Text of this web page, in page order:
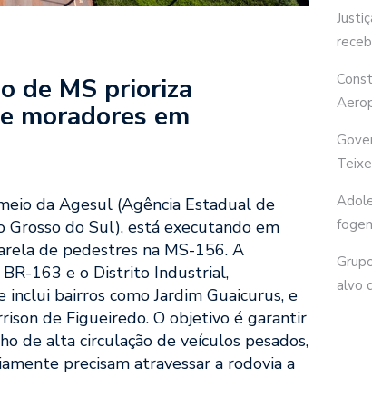
de MS prioriza
moradores em
da Agesul (Agência Estadual de
do Sul), está executando em
de pedestres na MS-156. A
163 e o Distrito Industrial,
bairros como Jardim Guaicurus, e
de Figueiredo. O objetivo é garantir
de alta circulação de veículos pesados,
precisam atravessar a rodovia a
alvo